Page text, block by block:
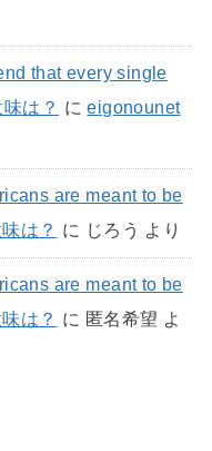
that every single
は？ にeigonounet
are meant to be
は？ に じろう より
are meant to be
は？ に 匿名希望 よ